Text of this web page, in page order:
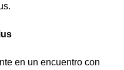
en un encuentro con